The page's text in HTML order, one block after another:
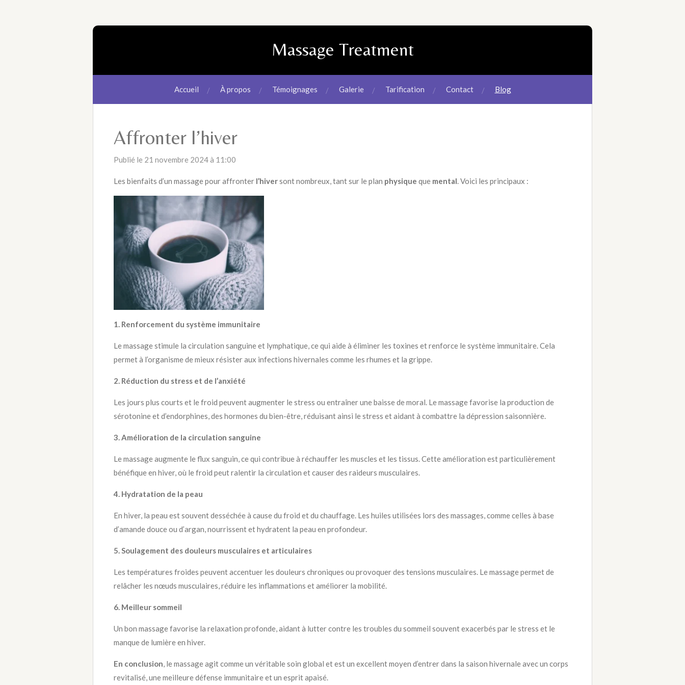
Massage Treatment
Accueil À propos Témoignages Galerie Tarification Contact Blog
Affronter l’hiver
Publié le 21 novembre 2024 à 11:00
Les bienfaits d’un massage pour affronter l’hiversont nombreux, tant sur le plan physique que mental. Voici les principaux :
1. Renforcement du système immunitaire
Le massage stimule la circulation sanguine et lymphatique, ce qui aide à éliminer les toxines et renforce le système immunitaire. Cela
permet à l’organisme de mieux résister aux infections hivernales comme les rhumes et la grippe.
2. Réduction du stress et de l’anxiété
Les jours plus courts et le froid peuvent augmenter le stress ou entraîner une baisse de moral. Le massage favorise la production de
sérotonine et d’endorphines, des hormones du bien-être, réduisant ainsi le stress et aidant à combattre la dépression saisonnière.
3. Amélioration de la circulation sanguine
Le massage augmente le flux sanguin, ce qui contribue à réchauffer les muscles et les tissus. Cette amélioration est particulièrement
bénéfique en hiver, où le froid peut ralentir la circulation et causer des raideurs musculaires.
4. Hydratation de la peau
En hiver, la peau est souvent desséchée à cause du froid et du chauffage. Les huiles utilisées lors des massages, comme celles à base
d’amande douce ou d’argan, nourrissent et hydratent la peau en profondeur.
5. Soulagement des douleurs musculaires et articulaires
Les températures froides peuvent accentuer les douleurs chroniques ou provoquer des tensions musculaires. Le massage permet de
relâcher les nœuds musculaires, réduire les inflammations et améliorer la mobilité.
6. Meilleur sommeil
Un bon massage favorise la relaxation profonde, aidant à lutter contre les troubles du sommeil souvent exacerbés par le stress et le
manque de lumière en hiver.
En conclusion, le massage agit comme un véritable soin global et est un excellent moyen d’entrer dans la saison hivernale avec un corps
revitalisé, une meilleure défense immunitaire et un esprit apaisé.